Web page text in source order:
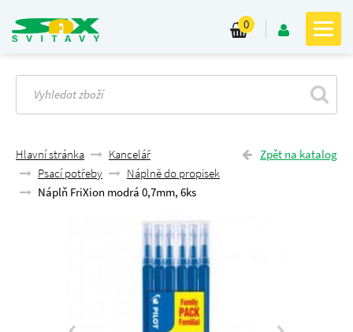
0
Zpět na katalog
Hlavní stránka
Kancelář
Psací potřeby
Náplně do propisek
Náplň FriXion modrá 0,7mm, 6ks